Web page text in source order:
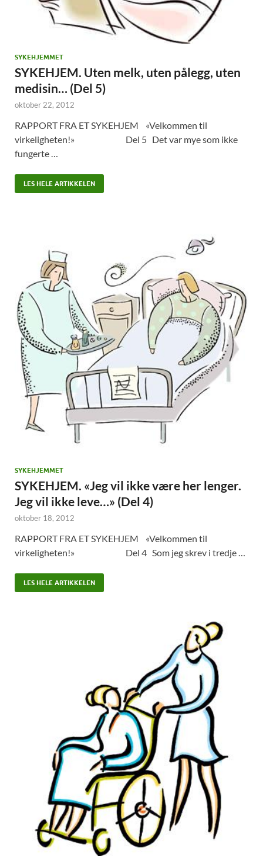
SYKEHJEMMET
SYKEHJEM. Uten melk, uten pålegg, uten
medisin… (Del 5)
oktober 22, 2012
RAPPORT FRA ET SYKEHJEM «Velkommen til
virkeligheten!» Del 5 Det var mye som ikke
fungerte …
LES HELE ARTIKKELEN
SYKEHJEMMET
SYKEHJEM. «Jeg vil ikke være her lenger.
Jeg vil ikke leve…» (Del 4)
oktober 18, 2012
RAPPORT FRA ET SYKEHJEM «Velkommen til
virkeligheten!» Del 4 Som jeg skrev i tredje …
LES HELE ARTIKKELEN